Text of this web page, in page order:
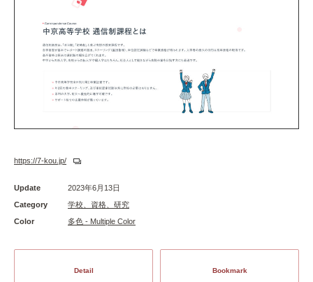
https://7-kou.jp/
Update
2023年6月13日
Category
学校、資格、研究
Color
多色 - Multiple Color
Detail Bookmark